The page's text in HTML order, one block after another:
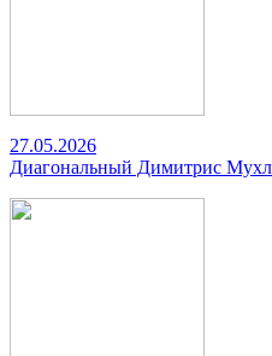
27.05.2026
Диагональный Димитрис